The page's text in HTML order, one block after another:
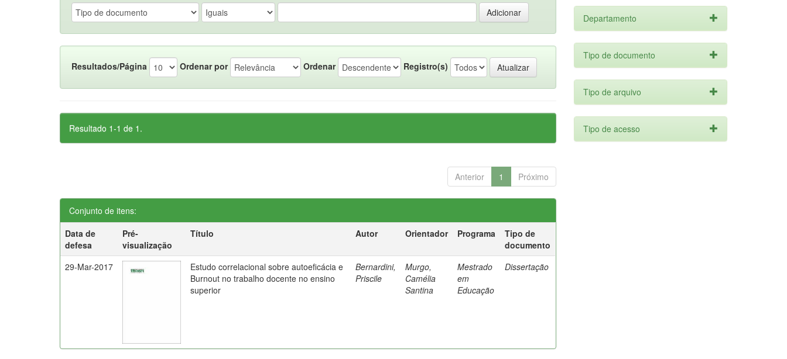
Resultados/Página Ordenar por Ordenar Registro(s)
Resultado 1-1 de 1.
Anterior 1 Próximo
Conjunto de itens:
Data de
defesa
Pré-
visualização
Título Autor Orientador Programa
Tipo de
documento
29-Mar-2017
Estudo correlacional sobre autoeficácia e
Burnout no trabalho docente no ensino
superior
Bernardini,
Priscile
Murgo,
Camélia
Santina
Mestrado
em
Educação
Dissertação
Departamento
Tipo de documento
Tipo de arquivo
Tipo de acesso